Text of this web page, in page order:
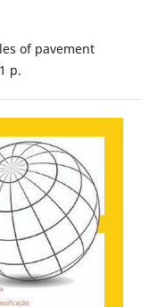
of pavement
p.